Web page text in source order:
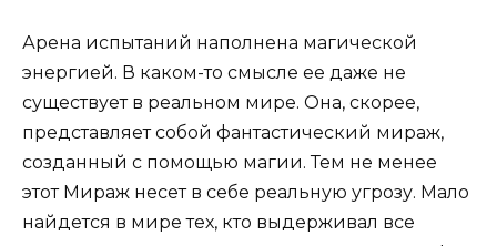
Арена испытаний наполнена магической
энергией. В каком-то смысле ее даже не
существует в реальном мире. Она, скорее,
представляет собой фантастический мираж,
созданный с помощью магии. Тем не менее
этот Мираж несет в себе реальную угрозу. Мало
найдется в мире тех, кто выдерживал все